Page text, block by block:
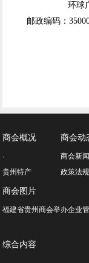
环球广场A
邮政编码：
商会概况
·
贵州特产
商会动
商会新闻
政策法规
商会图片
福建省贵州商会举办企业
综合内容